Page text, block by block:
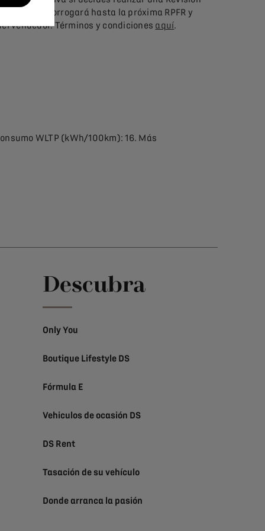
se prorrogará hasta la próxima RPFR y
vendedor. Términos y condiciones aquí.
WLTP (kWh/100km): 16. Más
Descubra
Only You
Boutique Lifestyle DS
Fórmula E
Vehiculos de ocasión DS
DS Rent
Tasación de su vehículo
Donde arranca la pasión